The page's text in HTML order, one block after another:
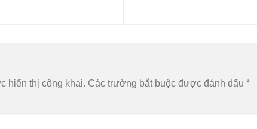
hiển thị công khai. Các trường bắt buộc được đánh dấu *